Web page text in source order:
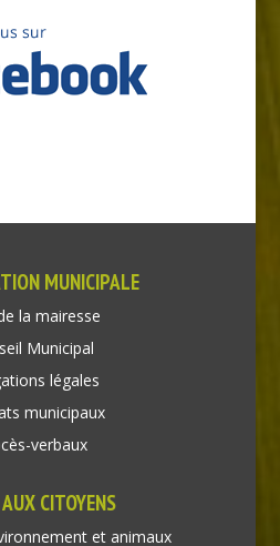
MUNICIPALE
la mairesse
Municipal
légales
municipaux
verbaux
CITOYENS
et animaux